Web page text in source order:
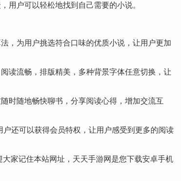
用户可以轻松地找到自己需要的小说。
，为用户挑选符合口味的优质小说，让用户更加
读流畅，排版精美，多种背景字体任意切换，让
时随地畅快聊书，分享阅读心得，增加交流互
还可以获得会员特权，让用户感受到更多的阅读
家记住本站网址，天天手游网是您下载安卓手机